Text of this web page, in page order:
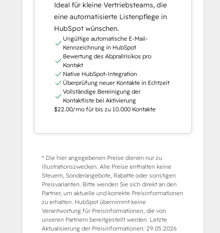
Ideal für kleine Vertriebsteams, die
eine automatisierte Listenpflege in
HubSpot wünschen.
Ungültige automatische E-Mail-
Kennzeichnung in HubSpot
Bewertung des Abprallrisikos pro
Kontakt
Native HubSpot-Integration
Überprüfung neuer Kontakte in Echtzeit
Vollständige Bereinigung der
Kontaktliste bei Aktivierung
$22.00/mo für bis zu 10.000 Kontakte
* Die hier angegebenen Preise dienen nur zu
Illustrationszwecken. Alle Preise enthalten keine
Steuern, Sonderangebote, Rabatte oder sonstigen
Preisvarianten. Bitte wenden Sie sich direkt an den
Partner, um aktuelle und korrekte Preisinformationen
zu erhalten. HubSpot übernimmt keine
Verantwortung für Preisinformationen, die von
unseren Partnern bereitgestellt werden. Letzte
Aktualisierung der Preisinformationen: 29.05.2026